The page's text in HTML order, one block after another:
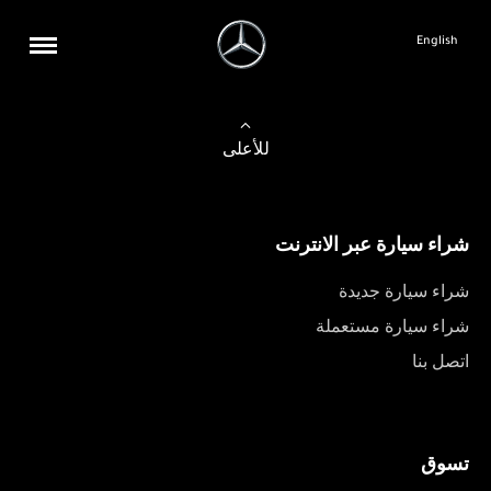
English
للأعلى
شراء سيارة عبر الانترنت
شراء سيارة جديدة
شراء سيارة مستعملة
اتصل بنا
تسوق